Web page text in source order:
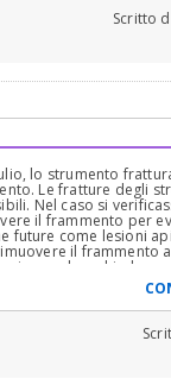
veritieri, vannoScritto
lo strumento
Le fratture degli
Nel caso si
il frammento per
future come lesioni
il frammento
riuscendo a chiudere